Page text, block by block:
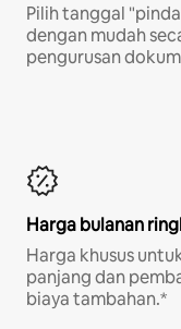
Pilih tanggal
dengan mudah
pengurusan
Harga bulanan
Harga khusus
panjang dan
biaya tambahan.*